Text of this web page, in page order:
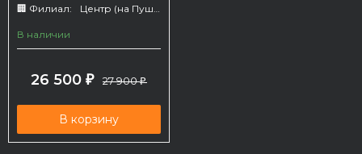
🏢 Филиал: Центр (на Пушкина 66)
В наличии
26 500 ₽ 27 900₽
В корзину